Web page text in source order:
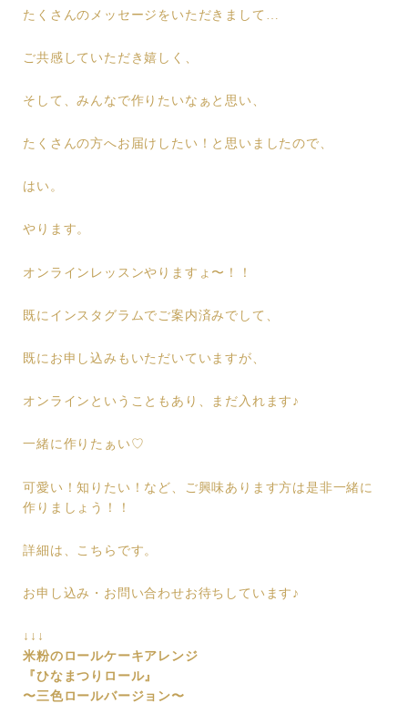
たくさんのメッセージをいただきまして…
ご共感していただき嬉しく、
そして、みんなで作りたいなぁと思い、
たくさんの方へお届けしたい！と思いましたので、
はい。
やります。
オンラインレッスンやりますょ〜！！
既にインスタグラムでご案内済みでして、
既にお申し込みもいただいていますが、
オンラインということもあり、まだ入れます♪
一緒に作りたぁい♡
可愛い！知りたい！など、ご興味あります方は是非一緒に
作りましょう！！
詳細は、こちらです。
お申し込み・お問い合わせお待ちしています♪
↓↓↓
米粉のロールケーキアレンジ
『ひなまつりロール』
〜三色ロールバージョン〜